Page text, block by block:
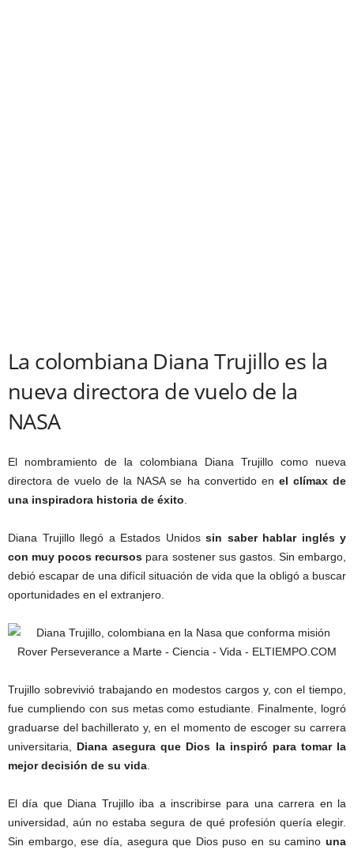
La colombiana Diana Trujillo es la
nueva directora de vuelo de la
NASA
El nombramiento de la colombiana Diana Trujillo como nueva
directora de vuelo de la NASA se ha convertido en el clímax de
una inspiradora historia de éxito
Diana Trujillo llegó a Estados Unidossin saber hablar inglés y
con muy pocos recursos para sostener sus gastos. Sin embargo,
debió escapar de una difícil situación de vida que la obligó a buscar
oportunidades en el extranjero.
Trujillo sobrevivió trabajando en modestos cargos y, con el tiempo,
fue cumpliendo con sus metas como estudiante. Finalmente, logró
graduarse del bachillerato y, en el momento de escoger su carrera
universitaria, Diana asegura que Dios la inspiró para tomar la
mejor decisión de su vida
El día que Diana Trujillo iba a inscribirse para una carrera en la
universidad, aún no estaba segura de qué profesión quería elegir.
Sin embargo, ese día, asegura que Dios puso en su camino una